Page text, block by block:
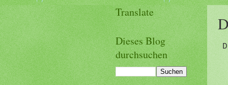
Translate
Dieses Blog
durchsuchen